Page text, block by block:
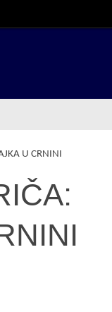
U CRNINI